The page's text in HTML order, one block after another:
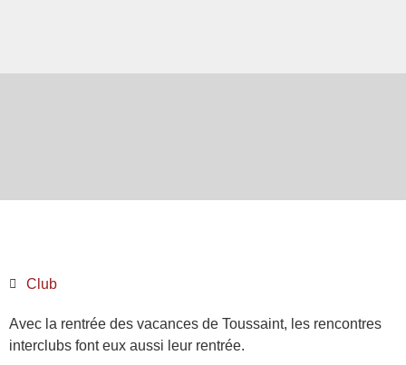
Club
Avec la rentrée des vacances de Toussaint, les rencontres
interclubs font eux aussi leur rentrée.